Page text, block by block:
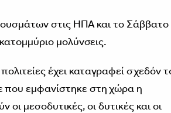
στις ΗΠΑ και το Σάββατο
μολύνσεις.
έχει καταγραφεί σχεδόν
εμφανίστηκε στη χώρα η
μεσοδυτικές, οι δυτικές και οι